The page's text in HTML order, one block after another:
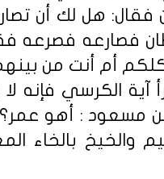
فقال: هل لك أن
فصارعه فصرعه
كلكم أم أنت من
الكرسي فإنه لا
مسعود : أهو
والخيخ بالخاء